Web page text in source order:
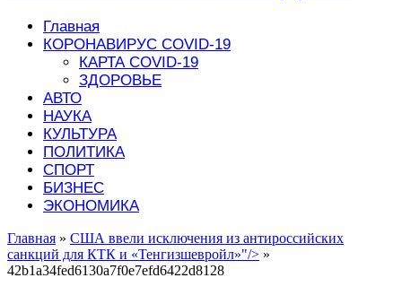
Главная
КОРОНАВИРУС COVID-19
КАРТА COVID-19
ЗДОРОВЬЕ
АВТО
НАУКА
КУЛЬТУРА
ПОЛИТИКА
СПОРТ
БИЗНЕС
ЭКОНОМИКА
Главная » США ввели исключения из антироссийских
санкций для КТК и «Тенгизшевройл»"/> »
42b1a34fed6130a7f0e7efd6422d8128